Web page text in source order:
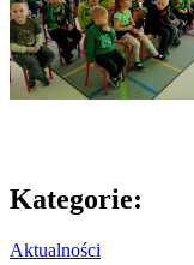
Kategorie:
Aktualności